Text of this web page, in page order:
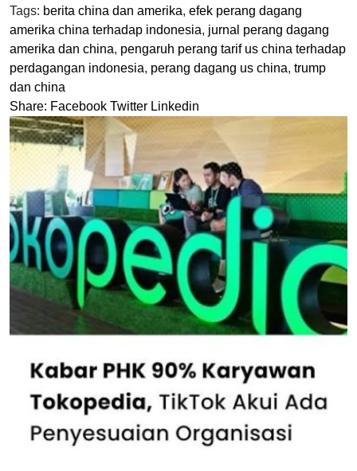
Tags: berita china dan amerika, efek perang dagang
amerika china terhadap indonesia, jurnal perang dagang
amerika dan china, pengaruh perang tarif us china terhadap
perdagangan indonesia, perang dagang us china, trump
dan china
Share: Facebook Twitter Linkedin